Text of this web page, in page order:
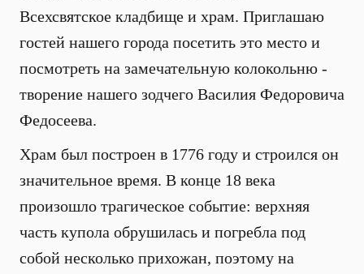
Всехсвятское кладбище и храм. Приглашаю
гостей нашего города посетить это место и
посмотреть на замечательную колокольню -
творение нашего зодчего Василия Федоровича
Федосеева.
Храм был построен в 1776 году и строился он
значительное время. В конце 18 века
произошло трагическое событие: верхняя
часть купола обрушилась и погребла под
собой несколько прихожан, поэтому на